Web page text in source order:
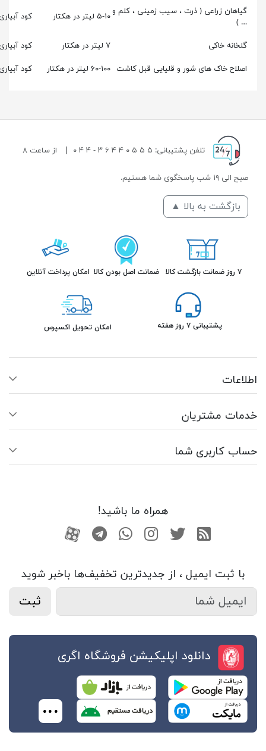
زراعی ( ذرت ، سیب زمینی ، کلم و
کود آبیاری
خاکی کود آبیاری
خاک های شور و قلیایی قبل کاشت ۶۰-۱۰۰ لیتر در هکتار کود آبیاری
تلفن پشتیبانی: ۵ ۵ ۵ ۰ ۴ ۴ ۶ ۳ - ۴ ۴ ۰ | از ساعت ۸
پاسخگوی شما هستیم.
به بالا ▲
ضمانت اصل بودن کالا امکان پرداخت آنلاین
پشتیبانی ۷ روز هفته امکان تحویل اکسپرس
مشتریان
کاربری شما
همراه ما باشید!
توییتراینستاگرام
واتساپتلگرامآپارات
ثبت ایمیل ، از جدید‌ترین تخفیف‌ها با‌خبر شوید
دانلود اپلیکیشن فروشگاه اگری